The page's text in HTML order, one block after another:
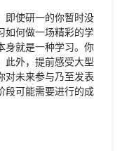
即使研一的你暂时没
如何做一场精彩的学
身就是一种学习。你
此外，提前感受大型
对未来参与乃至发表
段可能需要进行的成